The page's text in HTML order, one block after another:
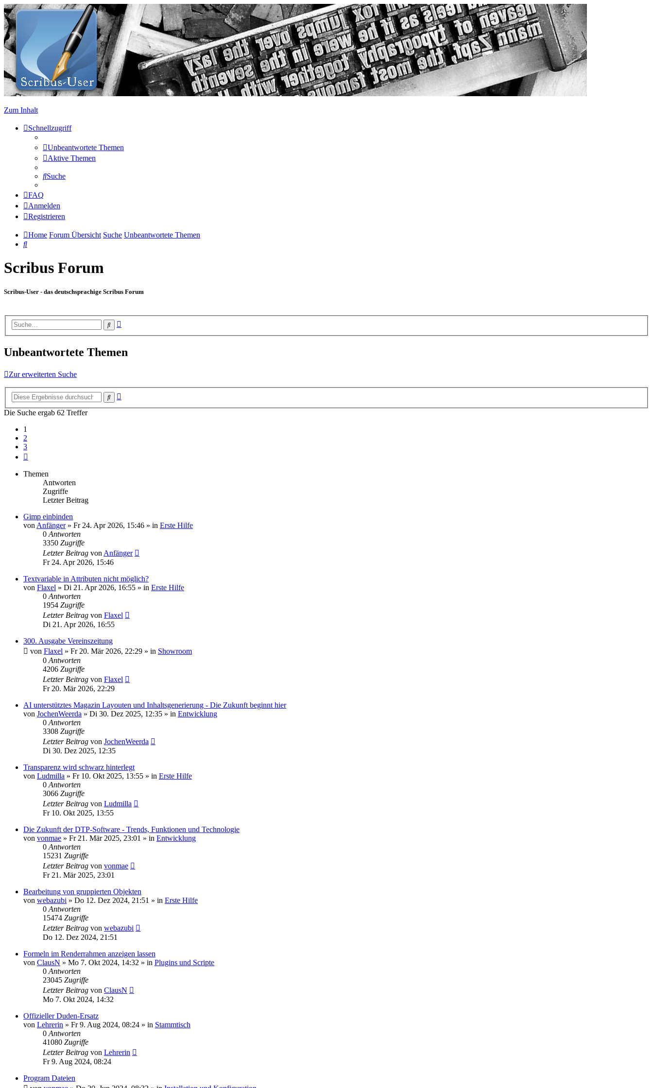
Zum Inhalt
Schnellzugriff
Unbeantwortete Themen
Aktive Themen
Suche
FAQ
Anmelden
Registrieren
Home Forum Übersicht Suche Unbeantwortete Themen
Suche
Scribus Forum
Scribus-User - das deutschsprachige Scribus Forum
Suche
Unbeantwortete Themen
Zur erweiterten Suche
Suche
Die Suche ergab 62 Treffer
1
2
3
Themen
Antworten
Zugriffe
Letzter Beitrag
Gimp einbinden
von Anfänger» Fr 24. Apr 2026, 15:46 » in Erste Hilfe
0 Antworten
3350 Zugriffe
Letzter Beitrag von Anfänger
Fr 24. Apr 2026, 15:46
Textvariable in Attributen nicht möglich?
von Flaxel » Di 21. Apr 2026, 16:55 » in Erste Hilfe
0 Antworten
1954 Zugriffe
Letzter Beitrag von Flaxel
Di 21. Apr 2026, 16:55
300. Ausgabe Vereinszeitung
von Flaxel » Fr 20. Mär 2026, 22:29 » in Showroom
0 Antworten
4206 Zugriffe
Letzter Beitrag von Flaxel
Fr 20. Mär 2026, 22:29
AI unterstütztes Magazin Layouten und Inhaltsgenerierung - Die Zukunft beginnt hier
von JochenWeerda » Di 30. Dez 2025, 12:35 » in Entwicklung
0 Antworten
3308 Zugriffe
Letzter Beitrag von JochenWeerda
Di 30. Dez 2025, 12:35
Transparenz wird schwarz hinterlegt
von Ludmilla » Fr 10. Okt 2025, 13:55 » in Erste Hilfe
0 Antworten
3066 Zugriffe
Letzter Beitrag von Ludmilla
Fr 10. Okt 2025, 13:55
Die Zukunft der DTP-Software - Trends, Funktionen und Technologie
von vonmae » Fr 21. Mär 2025, 23:01 » in Entwicklung
0 Antworten
15231 Zugriffe
Letzter Beitrag von vonmae
Fr 21. Mär 2025, 23:01
Bearbeitung von gruppierten Objekten
von webazubi » Do 12. Dez 2024, 21:51 » in Erste Hilfe
0 Antworten
15474 Zugriffe
Letzter Beitrag von webazubi
Do 12. Dez 2024, 21:51
Formeln im Renderrahmen anzeigen lassen
von ClausN » Mo 7. Okt 2024, 14:32 » in Plugins und Scripte
0 Antworten
23045 Zugriffe
Letzter Beitrag von ClausN
Mo 7. Okt 2024, 14:32
Offizieller Duden-Ersatz
von Lehrerin » Fr 9. Aug 2024, 08:24 » in Stammtisch
0 Antworten
41080 Zugriffe
Letzter Beitrag von Lehrerin
Fr 9. Aug 2024, 08:24
Program Dateien